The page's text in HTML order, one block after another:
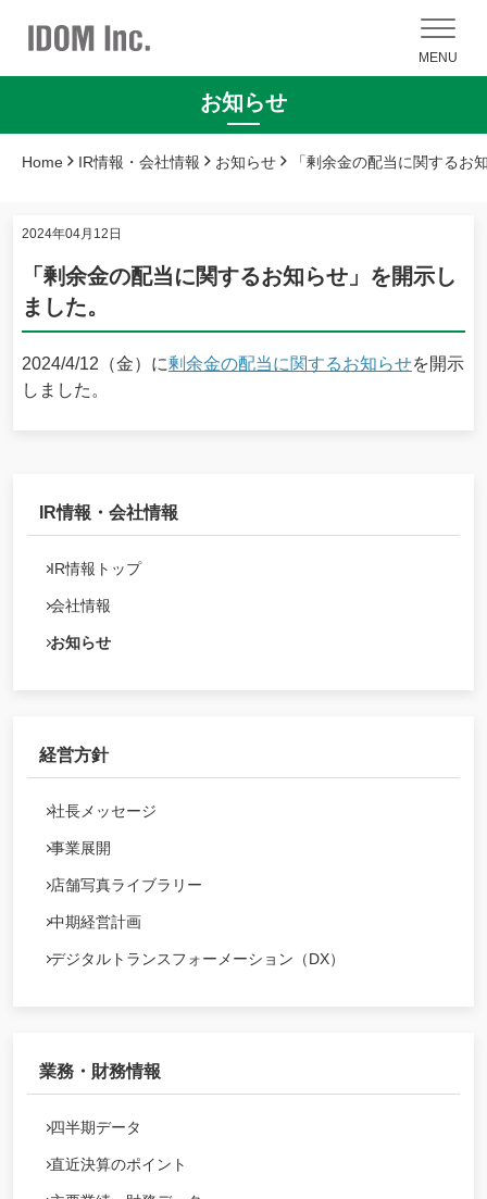
MENU
お知らせ
Home IR情報・会社情報 お知らせ 「剰余金の配当に関するお
2024年04月12日
「剰余金の配当に関するお知らせ」を開示し
ました。
2024/4/12（金）に剰余金の配当に関するお知らせを開示
しました。
IR情報・会社情報
IR情報トップ
会社情報
お知らせ
経営方針
社長メッセージ
事業展開
店舗写真ライブラリー
中期経営計画
デジタルトランスフォーメーション（DX）
業務・財務情報
四半期データ
直近決算のポイント